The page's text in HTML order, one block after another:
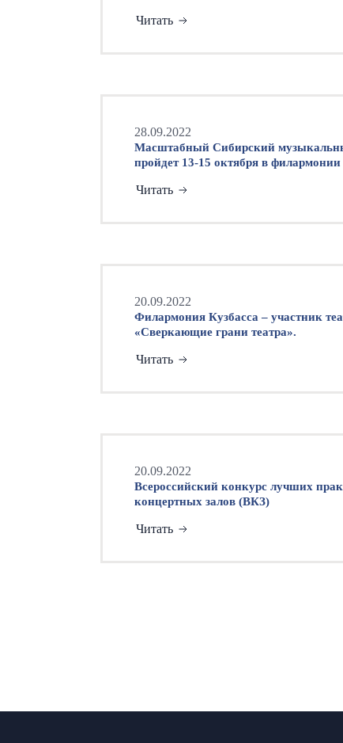
Читать
28.09.2022
Масштабный Сибирский
пройдет 13-15 октября в филармонии
Читать
20.09.2022
Филармония Кузбасса – участник
«Сверкающие грани театра».
Читать
20.09.2022
Всероссийский конкурс лучших
концертных залов (ВКЗ)
Читать